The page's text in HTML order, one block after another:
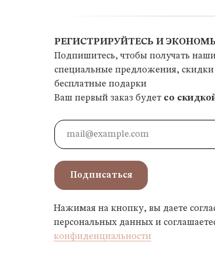
Подписаться
РЕГИСТРИРУЙТЕСЬ И
Подпишитесь, чтобы получать
специальные предложения,
бесплатные подарки
Ваш первый заказ будет со
Нажимая на кнопку, вы даете
персональных данных и
конфиденциальности